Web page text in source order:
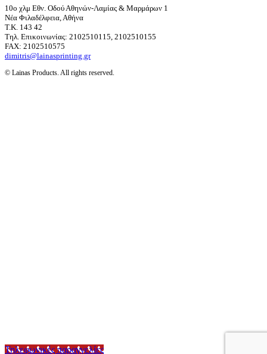
10ο χλμ Εθν. Οδού Αθηνών-Λαμίας & Μαρμάρων 1
Νέα Φιλαδέλφεια, Αθήνα
T.K. 143 42
Τηλ. Επικοινωνίας: 2102510115, 2102510155
FAX: 2102510575
dimitris@lainasprinting.gr
© Lainas Products. All rights reserved.
Τηλεφωνικές παραγγελίες